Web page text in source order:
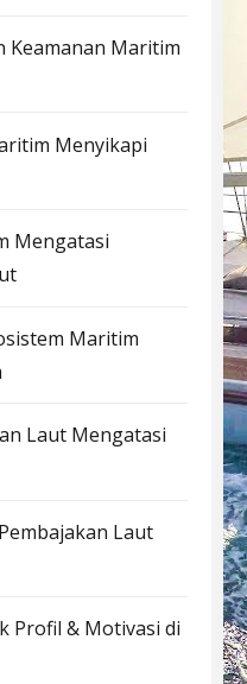
Keamanan Maritim
Menyikapi
Mengatasi
Maritim
Laut Mengatasi
Laut
Profil & Motivasi di